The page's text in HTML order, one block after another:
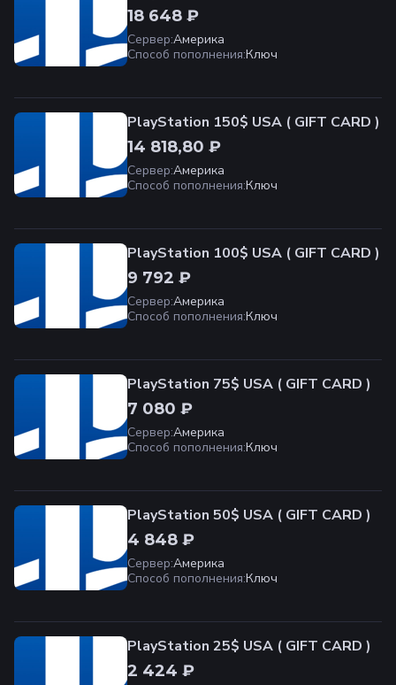
18 648 ₽
Сервер:Америка
Способ пополнения:Ключ
PlayStation 150$ USA ( GIFT CARD )
14 818,80 ₽
Сервер:Америка
Способ пополнения:Ключ
PlayStation 100$ USA ( GIFT CARD )
9 792 ₽
Сервер:Америка
Способ пополнения:Ключ
PlayStation 75$ USA ( GIFT CARD )
7 080 ₽
Сервер:Америка
Способ пополнения:Ключ
PlayStation 50$ USA ( GIFT CARD )
4 848 ₽
Сервер:Америка
Способ пополнения:Ключ
PlayStation 25$ USA ( GIFT CARD )
2 424 ₽